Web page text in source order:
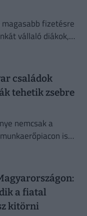
fizetésre
vállaló diákok,
családok
tehetik zsebre
nemcsak a
is
a fiatal
kitörni